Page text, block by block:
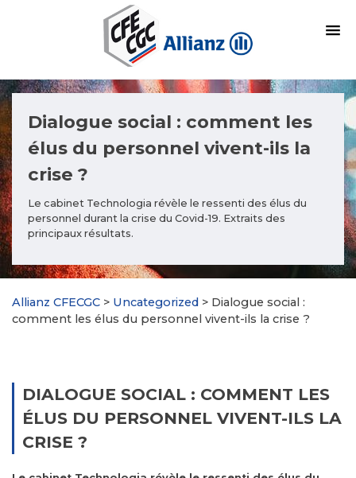
Dialogue social : comment les
élus du personnel vivent-ils la
crise ?
Le cabinet Technologia révèle le ressenti des élus du
personnel durant la crise du Covid-19. Extraits des
principaux résultats.
Allianz CFECGC > Uncategorized > Dialogue social :
comment les élus du personnel vivent-ils la crise ?
DIALOGUE SOCIAL : COMMENT LES
ÉLUS DU PERSONNEL VIVENT-ILS LA
CRISE ?